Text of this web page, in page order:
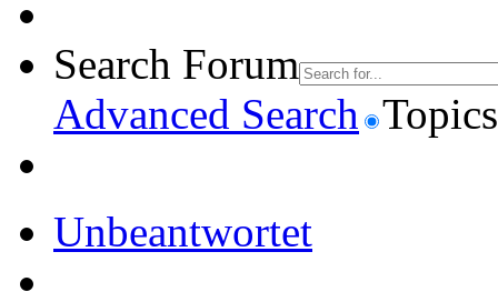
Search Forum
Advanced Search Topics
Unbeantwortet